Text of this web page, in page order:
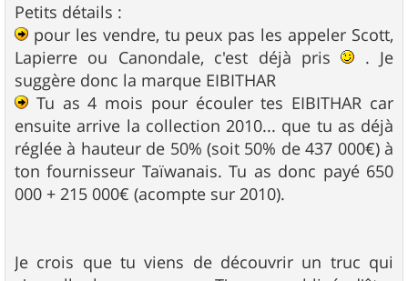
Petits détails :
pour les vendre, tu peux pas les appeler Scott,
Lapierre ou Canondale, c'est déjà pris
. Je
suggère donc la marque EIBITHAR
Tu as 4 mois pour écouler tes EIBITHAR car
ensuite arrive la collection 2010... que tu as déjà
réglée à hauteur de 50% (soit 50% de 437 000€) à
ton fournisseur Taïwanais. Tu as donc payé 650
000 + 215 000€ (acompte sur 2010).
Je crois que tu viens de découvrir un truc qui